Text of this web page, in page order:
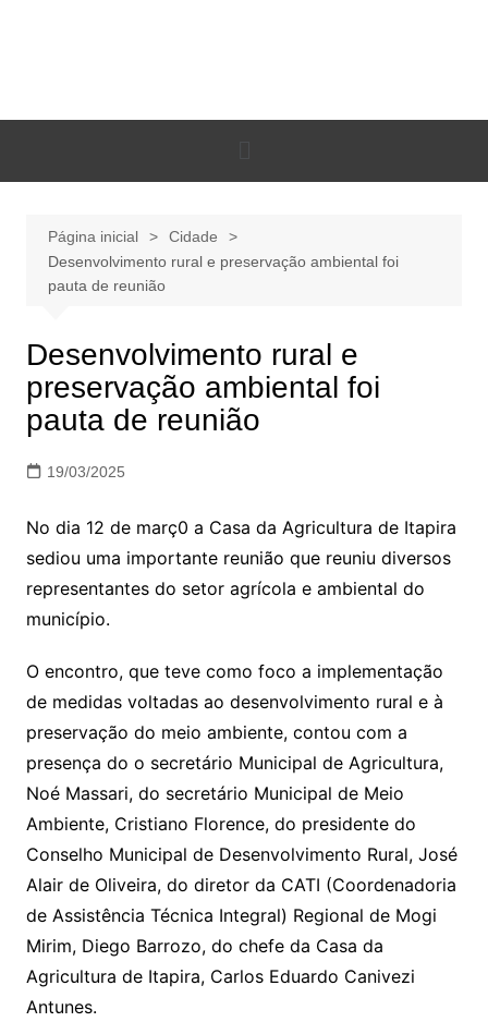
Página inicial
Cidade
Desenvolvimento rural e preservação ambiental foi
pauta de reunião
Desenvolvimento rural e
preservação ambiental foi
pauta de reunião
19/03/2025
No dia 12 de març0 a Casa da Agricultura de Itapira
sediou uma importante reunião que reuniu diversos
representantes do setor agrícola e ambiental do
município.
O encontro, que teve como foco a implementação
de medidas voltadas ao desenvolvimento rural e à
preservação do meio ambiente, contou com a
presença do o secretário Municipal de Agricultura,
Noé Massari, do secretário Municipal de Meio
Ambiente, Cristiano Florence, do presidente do
Conselho Municipal de Desenvolvimento Rural, José
Alair de Oliveira, do diretor da CATI (Coordenadoria
de Assistência Técnica Integral) Regional de Mogi
Mirim, Diego Barrozo, do chefe da Casa da
Agricultura de Itapira, Carlos Eduardo Canivezi
Antunes.